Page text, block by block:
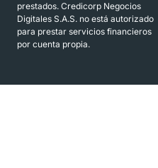
prestados. Credicorp Negocios
Digitales S.A.S. no está autorizado
para prestar servicios financieros
por cuenta propia.